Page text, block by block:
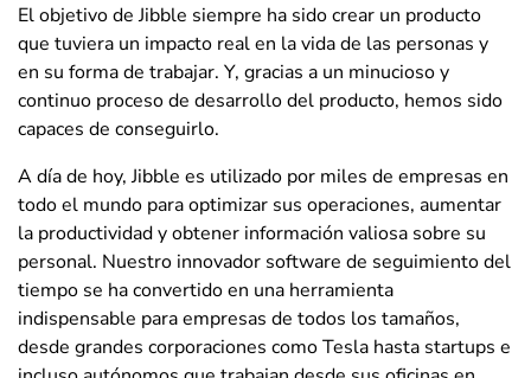
El objetivo de Jibble siempre ha sido crear un producto
que tuviera un impacto real en la vida de las personas y
en su forma de trabajar. Y, gracias a un minucioso y
continuo proceso de desarrollo del producto, hemos sido
capaces de conseguirlo.
A día de hoy, Jibble es utilizado por miles de empresas en
todo el mundo para optimizar sus operaciones, aumentar
la productividad y obtener información valiosa sobre su
personal. Nuestro innovador software de seguimiento del
tiempo se ha convertido en una herramienta
indispensable para empresas de todos los tamaños,
desde grandes corporaciones como Tesla hasta startups e